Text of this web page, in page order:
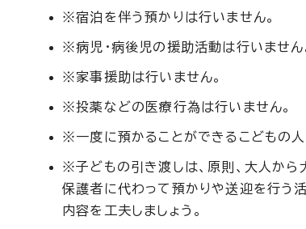
※宿泊を伴う預かりは行いません。
※病児・病後児の援助活動は行いません
※家事援助は行いません。
※投薬などの医療行為は行いません。
※一度に預かることができるこどもの
※子どもの引き渡しは、原則、大人から
保護者に代わって預かりや送迎を行う
内容を工夫しましょう。